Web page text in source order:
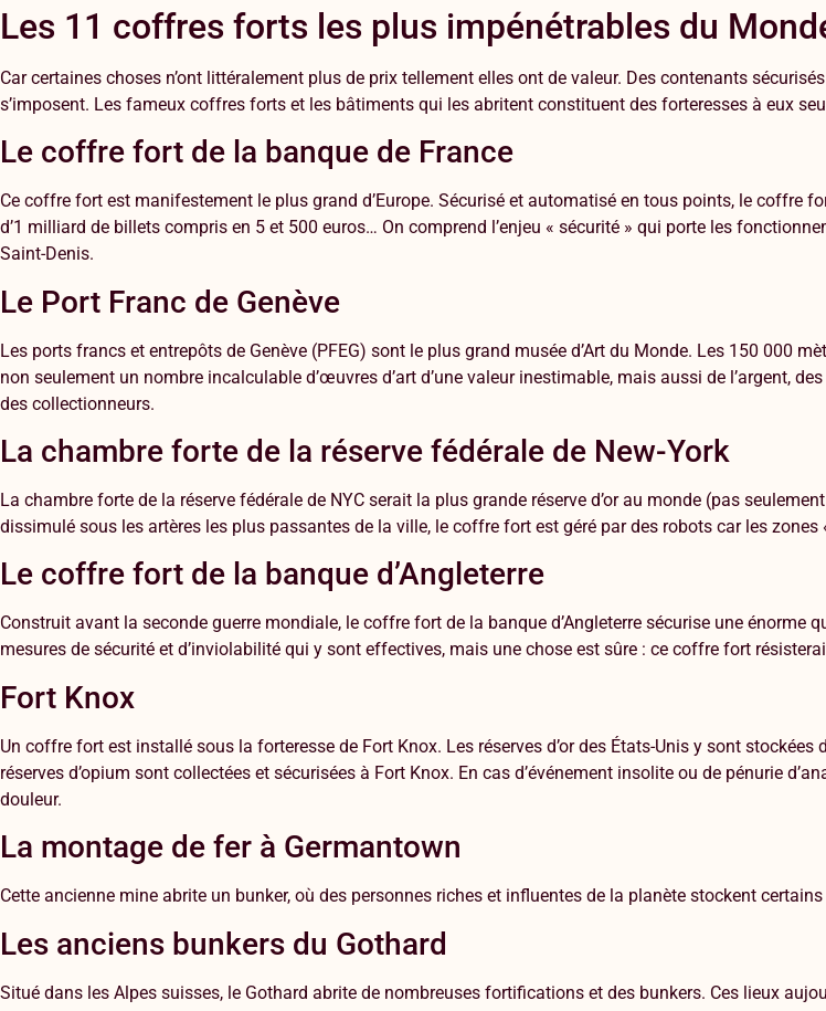
Les 11 coffres forts les plus impénétrables du
Car certaines choses n’ont littéralement plus de prix tellement elles ont de valeur. Des contenants
s’imposent. Les fameux coffres forts et les bâtiments qui les abritent constituent des forteresses à eux
Le coffre fort de la banque de France
Ce coffre fort est manifestement le plus grand d’Europe. Sécurisé et automatisé en tous points, le coffre
d’1 milliard de billets compris en 5 et 500 euros… On comprend l’enjeu « sécurité » qui porte les
Saint-Denis.
Le Port Franc de Genève
Les ports francs et entrepôts de Genève (PFEG) sont le plus grand musée d’Art du Monde. Les 150 000
non seulement un nombre incalculable d’œuvres d’art d’une valeur inestimable, mais aussi de l’argent,
des collectionneurs.
La chambre forte de la réserve fédérale de New-York
La chambre forte de la réserve fédérale de NYC serait la plus grande réserve d’or au monde (pas
dissimulé sous les artères les plus passantes de la ville, le coffre fort est géré par des robots car les
Le coffre fort de la banque d’Angleterre
Construit avant la seconde guerre mondiale, le coffre fort de la banque d’Angleterre sécurise une énorme
mesures de sécurité et d’inviolabilité qui y sont effectives, mais une chose est sûre : ce coffre fort
Fort Knox
Un coffre fort est installé sous la forteresse de Fort Knox. Les réserves d’or des États-Unis y sont stockées
réserves d’opium sont collectées et sécurisées à Fort Knox. En cas d’événement insolite ou de pénurie
douleur.
La montage de fer à Germantown
Cette ancienne mine abrite un bunker, où des personnes riches et influentes de la planète stockent
Les anciens bunkers du Gothard
Situé dans les Alpes suisses, le Gothard abrite de nombreuses fortifications et des bunkers. Ces lieux